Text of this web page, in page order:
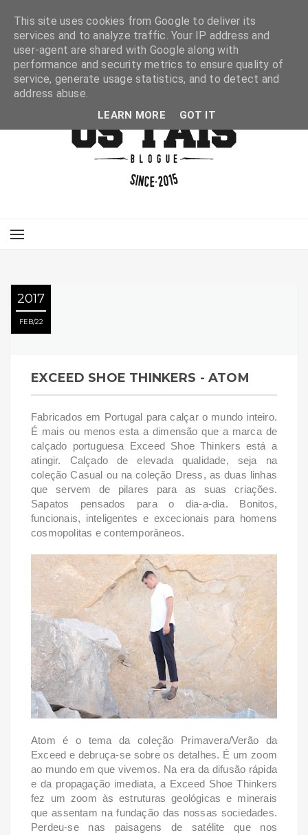
2017
FEB 22
EXCEED SHOE THINKERS - ATOM
Fabricados em Portugal para calçar o mundo inteiro.
É mais ou menos esta a dimensão que a marca de
calçado portuguesa Exceed Shoe Thinkers está a
atingir. Calçado de elevada qualidade, seja na
coleção Casual ou na coleção Dress, as duas linhas
que servem de pilares para as suas criações.
Sapatos pensados para o dia-a-dia. Bonitos,
funcionais, inteligentes e excecionais para homens
cosmopolitas e contemporâneos.
Atom é o tema da coleção Primavera/Verão da
Exceed e debruça-se sobre os detalhes. É um zoom
ao mundo em que vivemos. Na era da difusão rápida
e da propagação imediata, a Exceed Shoe Thinkers
fez um zoom às estruturas geológicas e minerais
que assentam na fundação das nossas sociedades.
Perdeu-se nas paisagens de satélite que nos
This site uses cookies from Google to deliver its
services and to analyze traffic. Your IP address and
user-agent are shared with Google along with
performance and security metrics to ensure quality of
service, generate usage statistics, and to detect and
address abuse.
LEARN MORE GOT IT